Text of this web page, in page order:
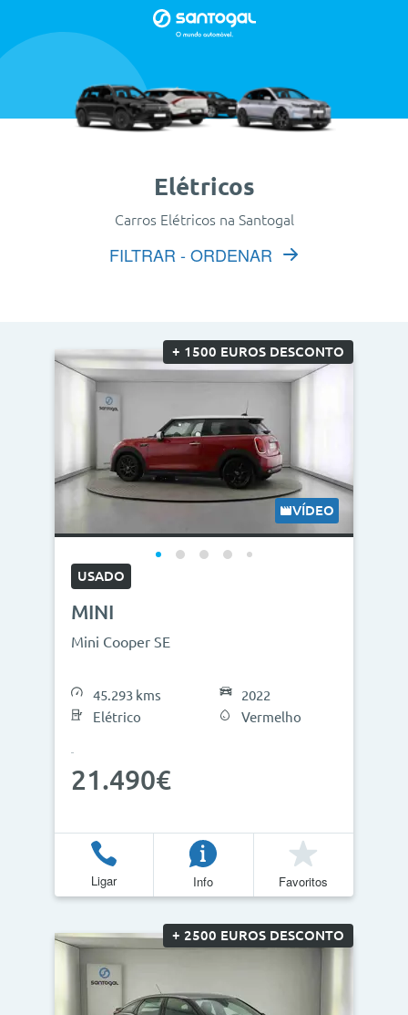
Elétricos
Carros Elétricos na Santogal
FILTRAR - ORDENAR
+ 1500 EUROS DESCONTO
VÍDEO
USADO
MINI
Mini Cooper SE
45.293 kms
Elétrico
2022
Vermelho
21.490€
Ligar Info Favoritos
+ 2500 EUROS DESCONTO